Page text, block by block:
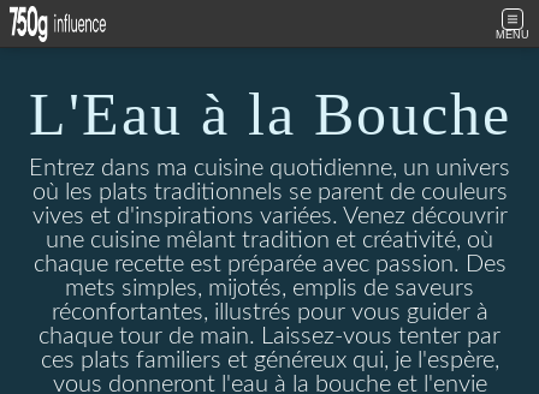
MENU
L'Eau à la Bouche
Entrez dans ma cuisine quotidienne, un univers
où les plats traditionnels se parent de couleurs
vives et d'inspirations variées. Venez découvrir
une cuisine mêlant tradition et créativité, où
chaque recette est préparée avec passion. Des
mets simples, mijotés, emplis de saveurs
réconfortantes, illustrés pour vous guider à
chaque tour de main. Laissez-vous tenter par
ces plats familiers et généreux qui, je l'espère,
vous donneront l'eau à la bouche et l'envie